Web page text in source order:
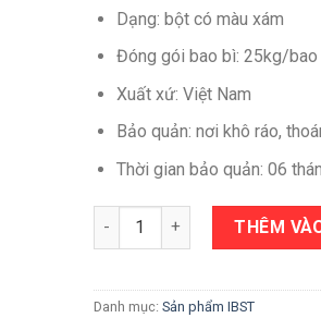
Dạng: bột có màu xám
Đóng gói bao bì: 25kg/bao
Xuất xứ: Việt Nam
Bảo quản: nơi khô ráo,
Thời gian bảo quản: 06
AC Leveling số lượngTHÊM
Danh mục: Sản phẩm IBST